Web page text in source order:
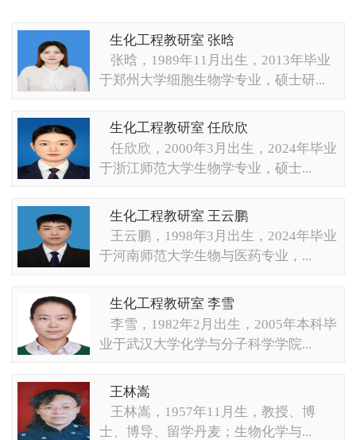
生化工程教研室 张晗
张晗，1989年11月出生，2013年毕业
于郑州大学细胞生物学专业，硕士研...
生化工程教研室 任欣欣
任欣欣，2000年3月出生，2024年毕业
于浙江师范大学生物学专业，硕士...
生化工程教研室 王云鹏
王云鹏，1998年3月出生，2024年毕业
于河南师范大学生物与医药专业，...
生化工程教研室 李雪
李雪，1982年2月出生，2005年本科毕
业于武汉大学化学与分子科学学院...
王林嵩
王林嵩，1957年11月生，教授、博
士、博导、留学丹麦；生物化学与...